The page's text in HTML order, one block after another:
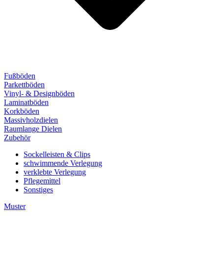
Fußböden
Parkettböden
Vinyl- & Designböden
Laminatböden
Korkböden
Massivholzdielen
Raumlange Dielen
Zubehör
Sockelleisten & Clips
schwimmende Verlegung
verklebte Verlegung
Pflegemittel
Sonstiges
Muster